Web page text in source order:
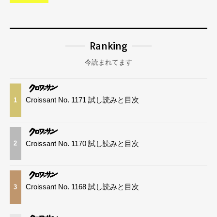
Ranking
今読まれてます
1 Croissant No. 1171 試し読みと目次
2 Croissant No. 1170 試し読みと目次
3 Croissant No. 1168 試し読みと目次